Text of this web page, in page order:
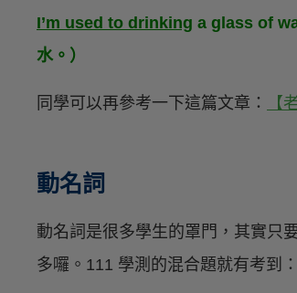
I’m used to drinking a glass of
水。）
同學可以再參考一下這篇文章： 【
動名詞
動名詞是很多學生的罩門，其實只
多囉。111 學測的混合題就有考到：